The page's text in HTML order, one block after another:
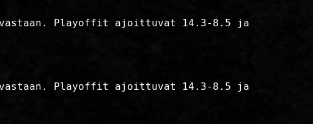
vastaan. Playoffit ajoittuvat 14.3-8.5 ja
vastaan. Playoffit ajoittuvat 14.3-8.5 ja